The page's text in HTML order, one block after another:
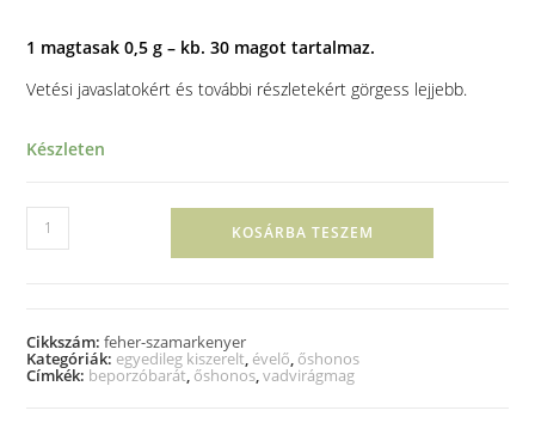
1 magtasak 0,5 g – kb. 30 magot tartalmaz.
Vetési javaslatokért és további részletekért görgess lejjebb.
Készleten
KOSÁRBA TESZEM
Cikkszám:feher-szamarkenyer
Kategóriák: egyedileg kiszerelt évelő őshonos
Címkék: beporzóbarát őshonos ,vadvirágmag